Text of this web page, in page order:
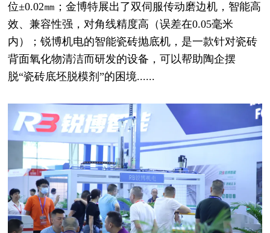
位±0.02㎜；金博特展出了双伺服传动磨边机，智能高
效、兼容性强，对角线精度高（误差在0.05毫米
内）；锐博机电的智能瓷砖抛底机，是一款针对瓷砖
背面氧化物清洁而研发的设备，可以帮助陶企摆
脱“瓷砖底坯脱模剂”的困境......